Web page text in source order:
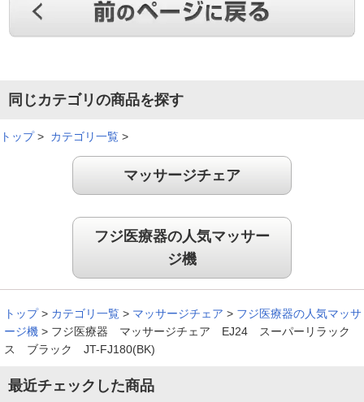
の見た目の高級感、フルスペックのマッサ－ジ機能においても
移動が楽でスペースも取らない！
思ったより軽く、後ろにローラーが付いているので移動が楽で
す。収納時はスペースを取らず、温める機能があるのが嬉し
（埼玉県70代
幅広い座面でゆったり！
幅広い座面でゆったりマッサージできて、とても気に入りまし
た！
同じカテゴリの商品を探す
トップ> カテゴリ一覧 >
マッサージチェア
フジ医療器の人気マッサー
ジ機
トップ > カテゴリ一覧 > マッサージチェア > フジ医療器の人気マッサ
ージ機 > フジ医療器 マッサージチェア EJ24 スーパーリラック
ス ブラック JT-FJ180(BK)
最近チェックした商品